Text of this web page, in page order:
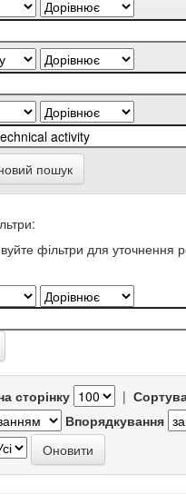
пошук
фільтри для уточнення
сторінку |
Впорядкування